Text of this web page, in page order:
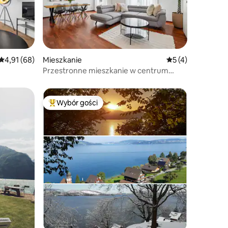
ocena: 4,91 na 5, liczba recenzji: 68
4,91 (68)
Mieszkanie Średnia ocena: 5
5 (4)
Przestronne mieszkanie w centrum
gości Najpopularniejsze z kategorii Wybór gości
Wybór gości